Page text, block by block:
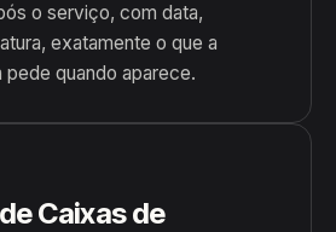
o serviço, com data,
exatamente o que a
pede quando aparece.
Caixas de